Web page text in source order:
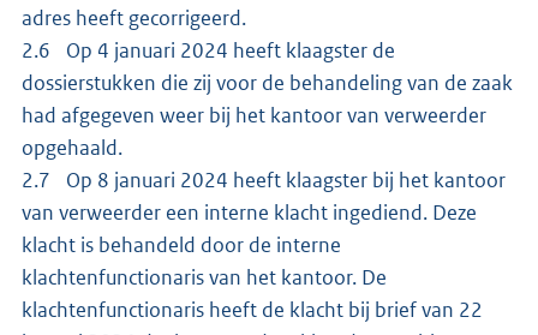
adres heeft gecorrigeerd.
2.6 Op 4 januari 2024 heeft klaagster de
dossierstukken die zij voor de behandeling van de zaak
had afgegeven weer bij het kantoor van verweerder
opgehaald.
2.7 Op 8 januari 2024 heeft klaagster bij het kantoor
van verweerder een interne klacht ingediend. Deze
klacht is behandeld door de interne
klachtenfunctionaris van het kantoor. De
klachtenfunctionaris heeft de klacht bij brief van 22